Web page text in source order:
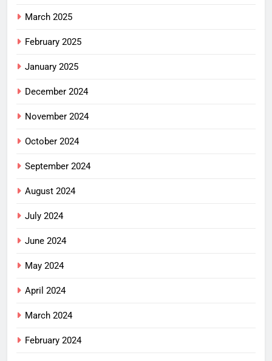
March 2025
February 2025
January 2025
December 2024
November 2024
October 2024
September 2024
August 2024
July 2024
June 2024
May 2024
April 2024
March 2024
February 2024